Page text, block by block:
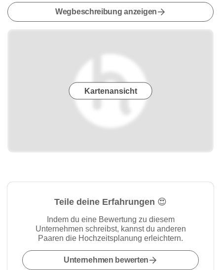
Wegbeschreibung anzeigen
Kartenansicht
Teile deine Erfahrungen 😍
Indem du eine Bewertung zu diesem
Unternehmen schreibst, kannst du anderen
Paaren die Hochzeitsplanung erleichtern.
Unternehmen bewerten